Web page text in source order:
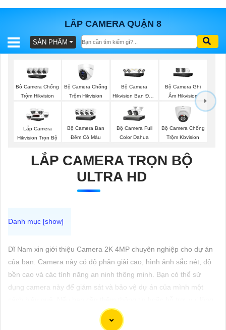
LẮP CAMERA QUẬN 8
BÁO
TRỌN
GÓI
SẢN
PHỤ
KIỆN
SẢN PHẨM
Bô Camera Chống
Trộm Hikvision
Bộ Camera Chống
Trộm Hikvision
Bộ Camera
Hikvision Ban Đêm
Bộ Camera Ghi
Âm Hikvision
Lắp Camera
Hikvision Trọn Bộ
Bộ Camera Ban
Đêm Có Màu
Bộ Camera Full
Color Dahua
Bộ Camera Chống
Trộm Kbvision
LẮP CAMERA TRỌN BỘ
ULTRA HD
Dĩ Nam xin giới thiệu Camera 2K 4MP chuyên nghiệp cho dự án
của bạn. Camera này có độ phân giải cao, hình ảnh sắc nét, độ
bền cao và các tính năng an ninh thông minh. Bạn có thể sử
dụng camera này để giám sát và bảo vệ dự án của mình một
cho biết thêm chi tiết để chúng Từng công trình có thể hỗ trợ